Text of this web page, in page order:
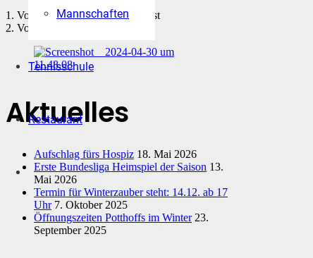
Mannschaften
Tennisschule
Restaurant
1. Vorsitzender Michael Wüst
2. Vorsitzende Eva Gorn
Aktuelles
Aufschlag fürs Hospiz 18. Mai 2026
Erste Bundesliga Heimspiel der Saison 13.
Mai 2026
Termin für Winterzauber steht: 14.12. ab 17
Uhr 7. Oktober 2025
Öffnungszeiten Potthoffs im Winter 23.
September 2025